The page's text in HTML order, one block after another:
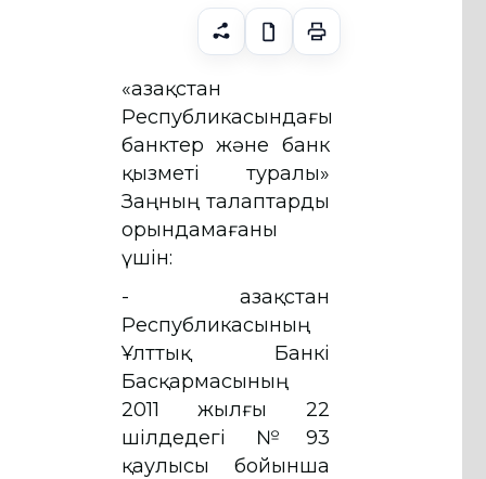
«Қазақстан
Республикасындағы
банктер және банк
қызметі туралы»
Заңның талаптарды
орындамағаны
үшін:
- Қазақстан
Республикасының
Ұлттық Банкі
Басқармасының
2011 жылғы 22
шілдедегі №93
қаулысы бойынша